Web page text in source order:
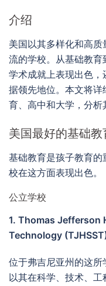
介绍
美国以其多样化和高
流的学校。从基础教
学术成就上表现出色
据领先地位。本文将
育、高中和大学，分析
美国最好的基础教
基础教育是孩子教育
校在这方面表现出色。
公立学校
1. Thomas Jefferson
Technology
位于弗吉尼亚州的这所
以其在科学、技术、